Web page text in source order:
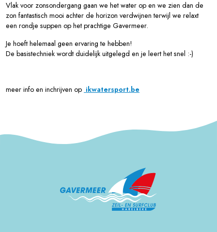
Vlak voor zonsondergang gaan we het water op en we zien dan de
zon fantastisch mooi achter de horizon verdwijnen terwijl we relaxt
een rondje suppen op het prachtige Gavermeer.
Je hoeft helemaal geen ervaring te hebben!
De basistechniek wordt duidelijk uitgelegd en je leert het snel :-)
meer info en inchrijven op ikwatersport.be